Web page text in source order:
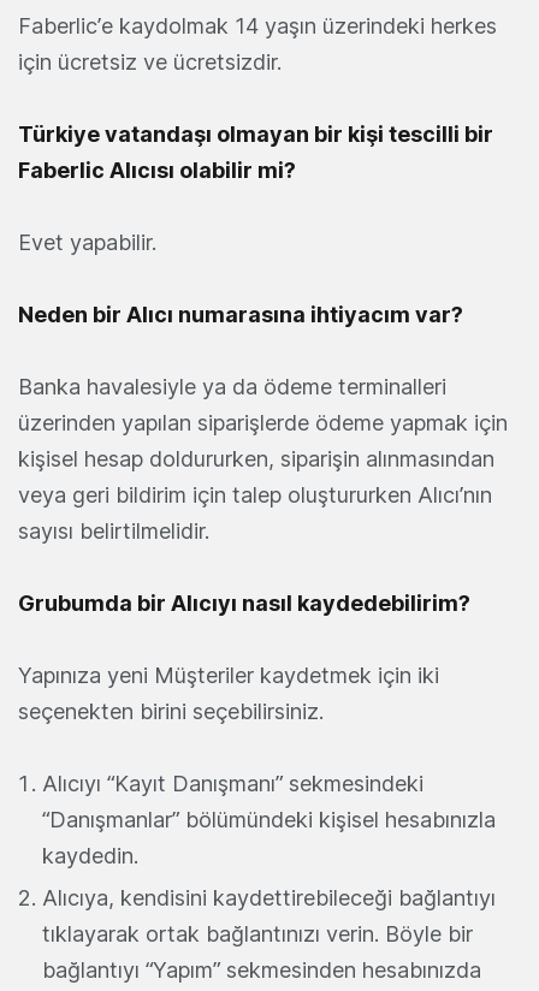
Faberlic’e kaydolmak 14 yaşın üzerindeki herkes
için ücretsiz ve ücretsizdir.
Türkiye vatandaşı olmayan bir kişi tescilli bir
Faberlic Alıcısı olabilir mi?
Evet yapabilir.
Neden bir Alıcı numarasına ihtiyacım var?
Banka havalesiyle ya da ödeme terminalleri
üzerinden yapılan siparişlerde ödeme yapmak için
kişisel hesap doldururken, siparişin alınmasından
veya geri bildirim için talep oluştururken Alıcı’nın
sayısı belirtilmelidir.
Grubumda bir Alıcıyı nasıl kaydedebilirim?
Yapınıza yeni Müşteriler kaydetmek için iki
seçenekten birini seçebilirsiniz.
Alıcıyı “Kayıt Danışmanı” sekmesindeki
“Danışmanlar” bölümündeki kişisel hesabınızla
kaydedin.
Alıcıya, kendisini kaydettirebileceği bağlantıyı
tıklayarak ortak bağlantınızı verin. Böyle bir
bağlantıyı “Yapım” sekmesinden hesabınızda